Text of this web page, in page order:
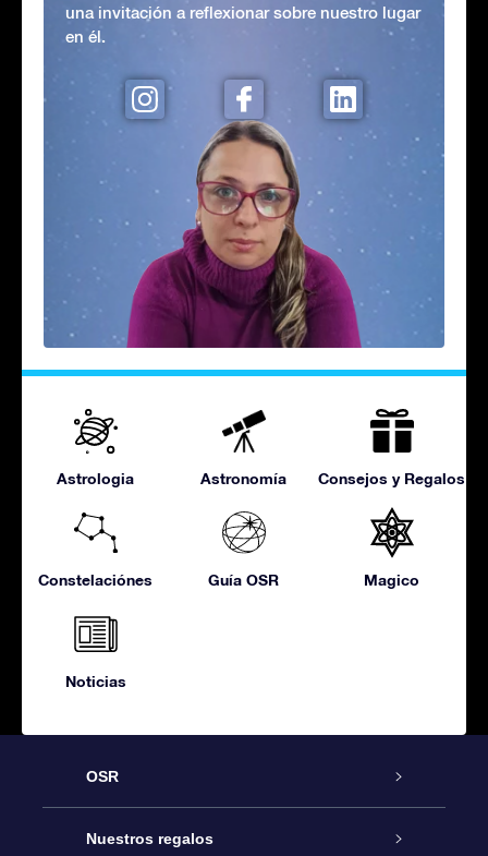
una invitación a reflexionar sobre nuestro lugar
en él.
Astrologia Astronomía Consejos y Regalos
Constelaciónes Guía OSR Magico
Noticias
OSR
Atención
Nuestros regalos